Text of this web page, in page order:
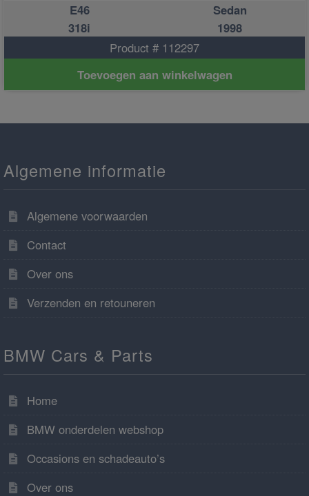
E46
Sedan
318i
1998
Product # 112297
Toevoegen aan winkelwagen
Algemene informatie
Algemene voorwaarden
Contact
Over ons
Verzenden en retouneren
BMW Cars & Parts
Home
BMW onderdelen webshop
Occasions en schadeauto’s
Over ons